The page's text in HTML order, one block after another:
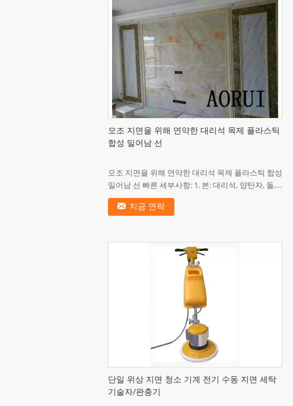
모조 지면을 위해 연약한 대리석 목제 플라스틱
합성 밀어남 선
모조 지면을 위해 연약한 대리석 목제 플라스틱 합성
밀어남 선 빠른 세부사항: 1. 본: 대리석, 양탄자, 돌,
자연적인 풍광, 입체 음향 디자인, 등의 주문을 받아
서 만들어진 본...
지금 연락
단일 위상 지면 청소 기계 전기 수동 지면 세탁
기술자/완충기